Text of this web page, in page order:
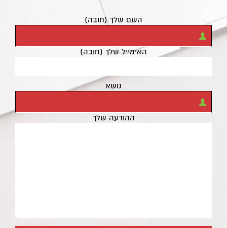
השם שלך (חובה)
האימייל שלך (חובה)
נושא
ההודעה שלך